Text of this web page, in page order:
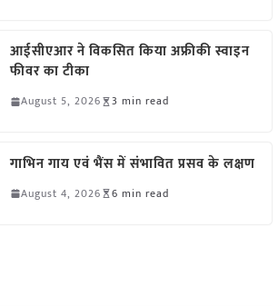
आईसीएआर ने विकसित किया अफ्रीकी स्वाइन
फीवर का टीका
August 5, 2026 3 min read
गाभिन गाय एवं भैंस में संभावित प्रसव के लक्षण
August 4, 2026 6 min read